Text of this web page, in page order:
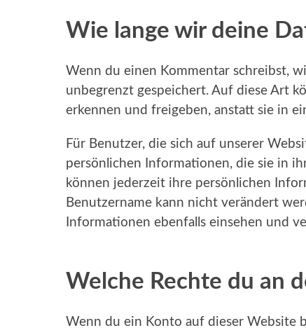
Wie lange wir deine
Wenn du einen Kommentar schreibst,
unbegrenzt gespeichert. Auf diese Art
erkennen und freigeben, anstatt sie in
Für Benutzer, die sich auf unserer
persönlichen Informationen, die sie in
können jederzeit ihre persönlichen
Benutzername kann nicht verändert
Informationen ebenfalls einsehen und
Welche Rechte du an
Wenn du ein Konto auf dieser Website